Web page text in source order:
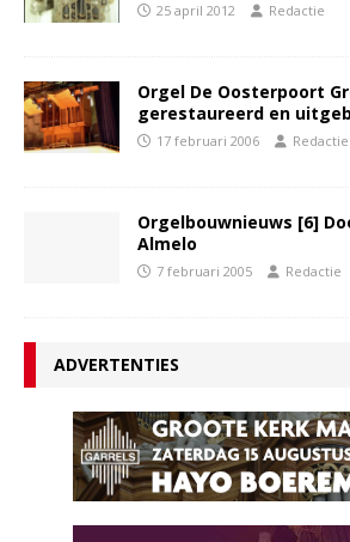
25 april 2012 Redactie
Orgel De Oosterpoort
gerestaureerd en
17 februari 2006 Redactie
Orgelbouwnieuws [6]
Almelo
7 februari 2005 Redactie
ADVERTENTIES